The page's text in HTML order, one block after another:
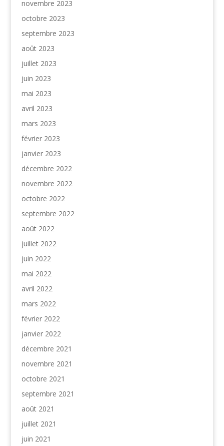
novembre 2023
octobre 2023
septembre 2023
août 2023
juillet 2023
juin 2023
mai 2023
avril 2023
mars 2023
février 2023
janvier 2023
décembre 2022
novembre 2022
octobre 2022
septembre 2022
août 2022
juillet 2022
juin 2022
mai 2022
avril 2022
mars 2022
février 2022
janvier 2022
décembre 2021
novembre 2021
octobre 2021
septembre 2021
août 2021
juillet 2021
juin 2021